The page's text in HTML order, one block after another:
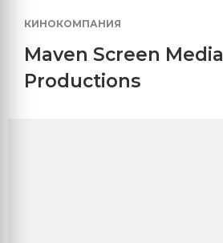
КИНОКОМПАНИЯ
Maven Screen Media
Productions